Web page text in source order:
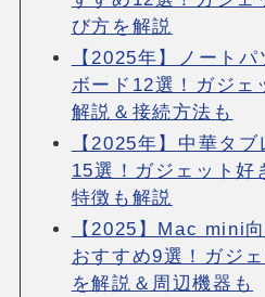
び方を解説
【2025年】ノート
ボード12選！ガジェ
解説＆接続方法も
【2025年】中華タ
15選！ガジェット好
特徴も解説
【2025】Mac mini
おすすめ9選！ガジ
を解説＆周辺機器も